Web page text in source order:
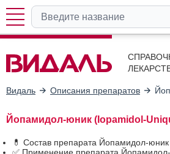
Видаль Описания препаратов
Йопамидол-юник (Iopamidol-
💊 Состав препарата Йопамидол-юник